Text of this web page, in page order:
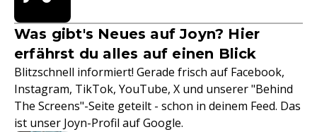
Was gibt's Neues auf Joyn? Hier
erfährst du alles auf einen Blick
Blitzschnell informiert! Gerade frisch auf Facebook,
Instagram, TikTok, YouTube, X und unserer "Behind
The Screens"-Seite geteilt - schon in deinem Feed. Das
ist unser Joyn-Profil auf Google.